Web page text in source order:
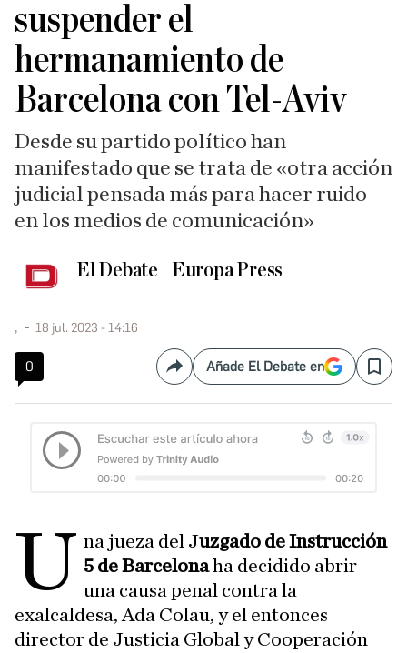
suspender el
hermanamiento de
Barcelona con Tel-Aviv
Desde su partido político han
manifestado que se trata de «otra acción
judicial pensada más para hacer ruido
en los medios de comunicación»
El Debate Europa Press
, 18 jul. 2023 - 14:16
0 CompartirAñade El Debate en Save
U na jueza del Juzgado de Instrucción
5 de Barcelonaha decidido abrir
una causa penal contra la
exalcaldesa, Ada Colau, y el entonces
director de Justicia Global y Cooperación